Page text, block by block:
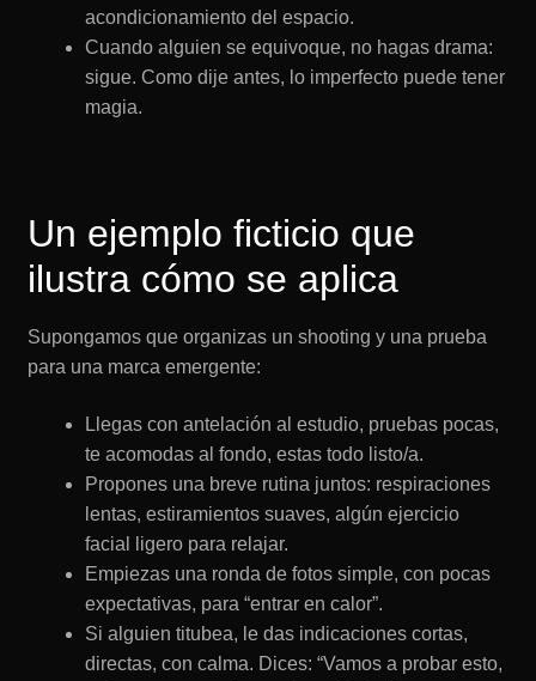
acondicionamiento del espacio.
Cuando alguien se equivoque, no hagas drama:
sigue. Como dije antes, lo imperfecto puede tener
magia.
Un ejemplo ficticio que
ilustra cómo se aplica
Supongamos que organizas un shooting y una prueba
para una marca emergente:
Llegas con antelación al estudio, pruebas pocas,
te acomodas al fondo, estas todo listo/a.
Propones una breve rutina juntos: respiraciones
lentas, estiramientos suaves, algún ejercicio
facial ligero para relajar.
Empiezas una ronda de fotos simple, con pocas
expectativas, para “entrar en calor”.
Si alguien titubea, le das indicaciones cortas,
directas, con calma. Dices: “Vamos a probar esto,